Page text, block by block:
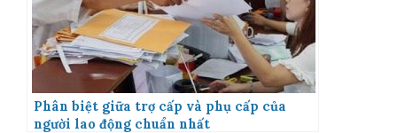
Phân biệt giữa trợ cấp và phụ cấp của
người lao động chuẩn nhất